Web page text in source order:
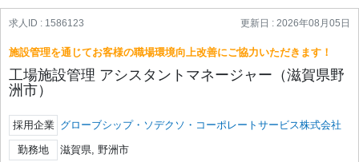
求人ID : 1586123 更新日 : 2026年08月05日
施設管理を通じてお客様の職場環境向上改善にご協力いただきます！
工場施設管理 アシスタントマネージャー（滋賀県野
洲市）
採用企業 グローブシップ・ソデクソ・コーポレートサービス株式会社
勤務地 滋賀県, 野洲市